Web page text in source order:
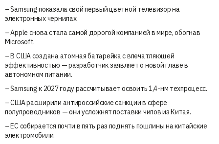
– Samsung показала свой первый цветной телевизор на
электронных чернилах.
– Apple снова стала самой дорогой компанией в мире, обогнав
Microsoft.
– В США создана атомная батарейка с впечатляющей
эффективностью — разработчик заявляет о новой главе в
автономном питании.
– Samsung к 2027 году рассчитывает освоить 1,4-нм техпроцесс.
– США расширили антироссийские санкции в сфере
полупроводников — они усложнят поставки чипов из Китая.
– ЕС собирается почти в пять раз поднять пошлины на китайские
электромобили.